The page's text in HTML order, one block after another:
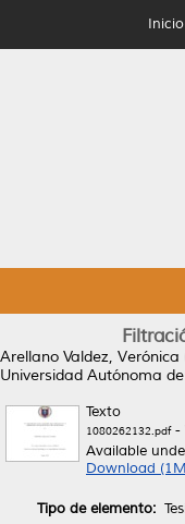
Inicio
Arellano Valdez, Verónica
Universidad Autónoma
Texto
1080262132.pdf-
Available
Download
Tipo de elemento: